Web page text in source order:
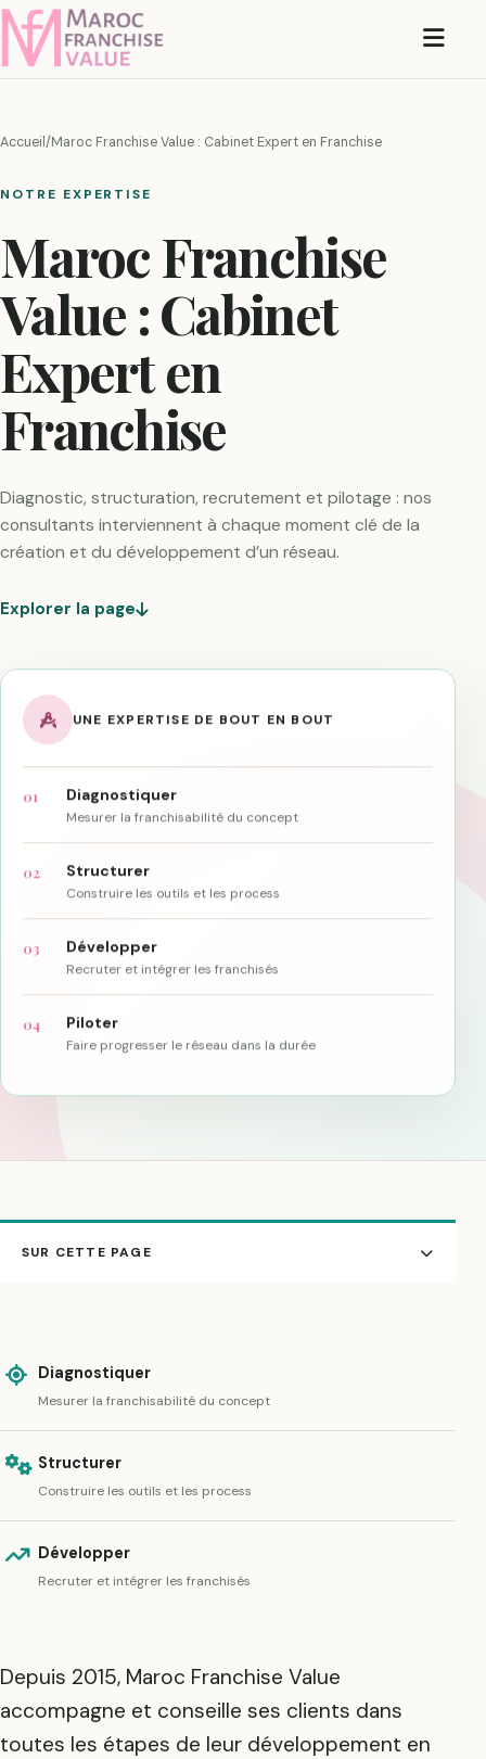
Accueil /Maroc Franchise Value : Cabinet Expert en Franchise
NOTRE EXPERTISE
Maroc Franchise
Value : Cabinet
Expert en
Franchise
Diagnostic, structuration, recrutement et pilotage : nos
consultants interviennent à chaque moment clé de la
création et du développement d’un réseau.
Explorer la page
UNE EXPERTISE DE BOUT EN BOUT
01 Diagnostiquer
Mesurer la franchisabilité du concept
02 Structurer
Construire les outils et les process
03 Développer
Recruter et intégrer les franchisés
04 Piloter
Faire progresser le réseau dans la durée
SUR CETTE PAGE
Diagnostiquer
Mesurer la franchisabilité du concept
Structurer
Construire les outils et les process
Développer
Recruter et intégrer les franchisés
Depuis 2015, Maroc Franchise Value
accompagne et conseille ses clients dans
toutes les étapes de leur développement en